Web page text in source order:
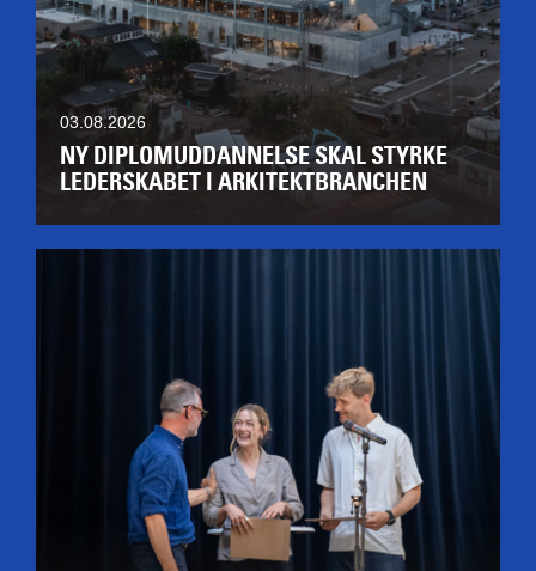
03.08.2026
NY DIPLOMUDDANNELSE SKAL STYRKE
LEDERSKABET I ARKITEKTBRANCHEN